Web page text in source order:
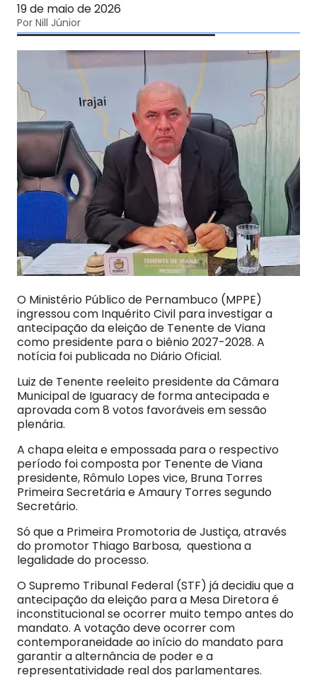
19 de maio de 2026
Por Nill Júnior
O Ministério Público de Pernambuco (MPPE)
ingressou com Inquérito Civil para investigar a
antecipação da eleição de Tenente de Viana
como presidente para o biênio 2027-2028. A
notícia foi publicada no Diário Oficial.
Luiz de Tenente reeleito presidente da Câmara
Municipal de Iguaracy de forma antecipada e
aprovada com 8 votos favoráveis em sessão
plenária.
A chapa eleita e empossada para o respectivo
período foi composta por Tenente de Viana
presidente, Rômulo Lopes vice, Bruna Torres
Primeira Secretária e Amaury Torres segundo
Secretário.
Só que a Primeira Promotoria de Justiça, através
do promotor Thiago Barbosa, questiona a
legalidade do processo.
O Supremo Tribunal Federal (STF) já decidiu que a
antecipação da eleição para a Mesa Diretora é
inconstitucional se ocorrer muito tempo antes do
mandato. A votação deve ocorrer com
contemporaneidade ao início do mandato para
garantir a alternância de poder e a
representatividade real dos parlamentares.